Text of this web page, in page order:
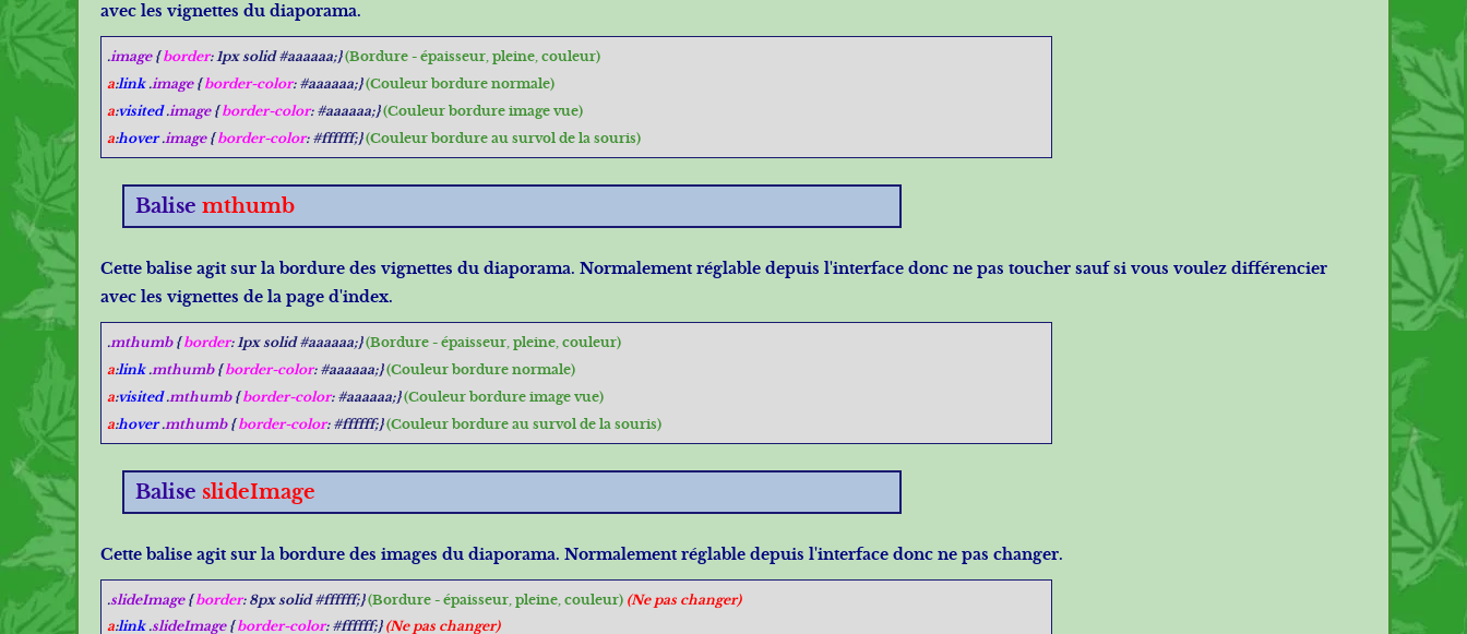
avec les vignettes du diaporama.
.image{border: 1px solid #aaaaaa;}(Bordure - épaisseur, pleine, couleur)
a:link.image{border-color: #aaaaaa;}(Couleur bordure normale)
a:visited.image{border-color: #aaaaaa;}(Couleur bordure image vue)
a:hover.image{border-color: #ffffff;}(Couleur bordure au survol de la souris)
Balise mthumb
Cette balise agit sur la bordure des vignettes du diaporama. Normalement réglable depuis l'interface donc ne pas toucher sauf si vous voulez différencier
avec les vignettes de la page d'index.
.mthumb{border: 1px solid #aaaaaa;}(Bordure - épaisseur, pleine, couleur)
a:link.mthumb{border-color: #aaaaaa;}(Couleur bordure normale)
a:visited.mthumb{border-color: #aaaaaa;}(Couleur bordure image vue)
a:hover.mthumb{border-color: #ffffff;}(Couleur bordure au survol de la souris)
Balise slideImage
Cette balise agit sur la bordure des images du diaporama. Normalement réglable depuis l'interface donc ne pas changer.
.slideImage{border: 8px solid #ffffff;}(Bordure - épaisseur, pleine, couleur) (Ne pas changer)
a:link.slideImage{border-color: #ffffff;} (Ne pas changer)